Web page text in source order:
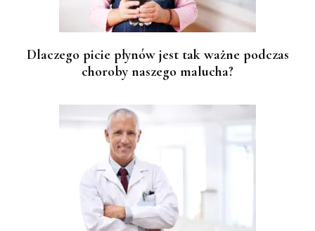
Dlaczego picie płynów jest tak ważne podczas
choroby naszego malucha?